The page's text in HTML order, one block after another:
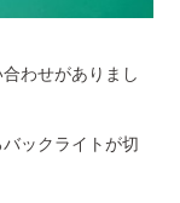
わせがありまし
ックライトが切